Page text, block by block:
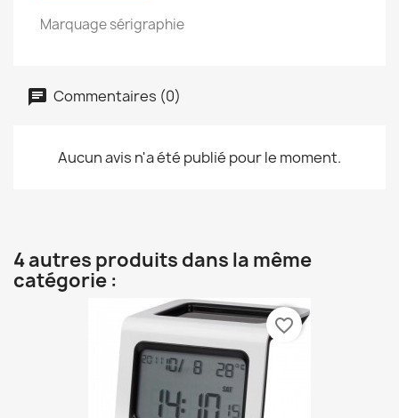
Marquage sérigraphie
Commentaires (0)
Aucun avis n'a été publié pour le moment.
4 autres produits dans la même
catégorie :
favorite_border